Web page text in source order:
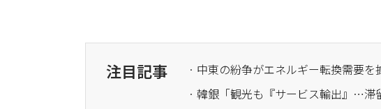
注目記事
· 韓銀「観光も『サービス輸出』…滞